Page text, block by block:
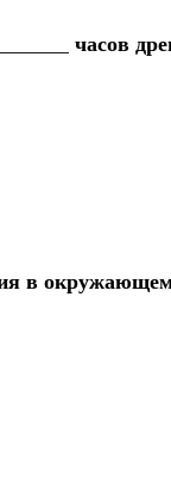
часов
в